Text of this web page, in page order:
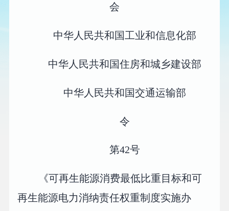
会
中华人民共和国工业和信息化部
中华人民共和国住房和城乡建设部
中华人民共和国交通运输部
令
第42号
《可再生能源消费最低比重目标和可
再生能源电力消纳责任权重制度实施办